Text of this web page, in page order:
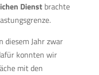
Dienstbrachte
diesem Jahr zwar
konnten wir
mit den